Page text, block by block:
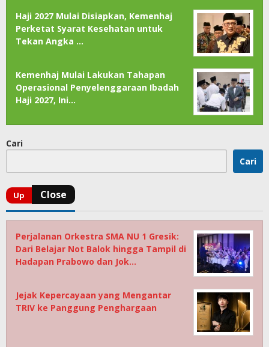
Haji 2027 Mulai Disiapkan, Kemenhaj
Perketat Syarat Kesehatan untuk
Tekan Angka …
Kemenhaj Mulai Lakukan Tahapan
Operasional Penyelenggaraan Ibadah
Haji 2027, Ini…
Cari
Cari
Perjalanan Orkestra SMA NU 1 Gresik:
Dari Belajar Not Balok hingga Tampil di
Hadapan Prabowo dan Jok…
Jejak Kepercayaan yang Mengantar
TRIV ke Panggung Penghargaan